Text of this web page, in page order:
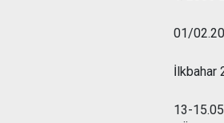
01/
İlkbahar
13-